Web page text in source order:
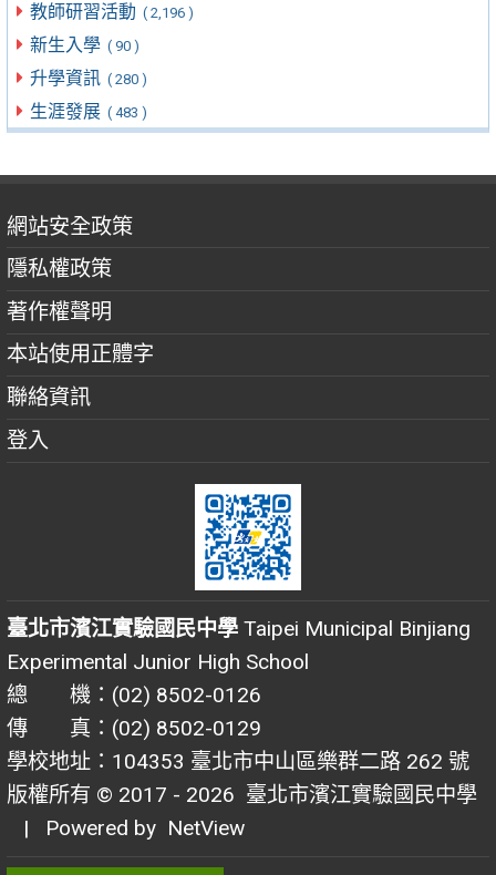
教師研習活動 ( 2,196 )
新生入學 ( 90 )
升學資訊 ( 280 )
生涯發展 ( 483 )
網站安全政策
隱私權政策
著作權聲明
本站使用正體字
聯絡資訊
登入
臺北市濱江實驗國民中學 Taipei Municipal Binjiang
Experimental Junior High School
總 機：(02) 8502-0126
傳 真：(02) 8502-0129
學校地址：104353 臺北市中山區樂群二路 262 號
版權所有 © 2017 - 2026 臺北市濱江實驗國民中學
| Powered by NetView